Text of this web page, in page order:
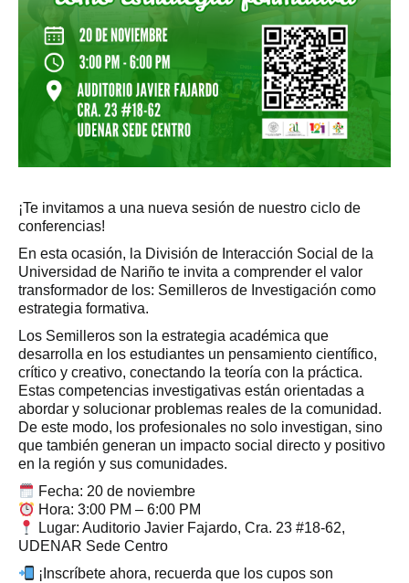
¡Te invitamos a una nueva sesión de nuestro ciclo de
conferencias!
En esta ocasión, la División de Interacción Social de la
Universidad de Nariño te invita a comprender el valor
transformador de los: Semilleros de Investigación como
estrategia formativa.
Los Semilleros son la estrategia académica que
desarrolla en los estudiantes un pensamiento científico,
crítico y creativo, conectando la teoría con la práctica.
Estas competencias investigativas están orientadas a
abordar y solucionar problemas reales de la comunidad.
De este modo, los profesionales no solo investigan, sino
que también generan un impacto social directo y positivo
en la región y sus comunidades.
Fecha: 20 de noviembre
Hora: 3:00 PM – 6:00 PM
Lugar: Auditorio Javier Fajardo, Cra. 23 #18-62,
UDENAR Sede Centro
¡Inscríbete ahora, recuerda que los cupos son